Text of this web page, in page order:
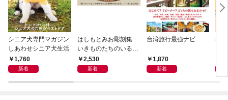
シニア犬専門マガジン
しあわせシニア犬生活
1,760
新着
はしもとみお彫刻集
いきものたちのいると
ころ2,530
新着
台湾旅行最強ナビ
1,870
新着
は